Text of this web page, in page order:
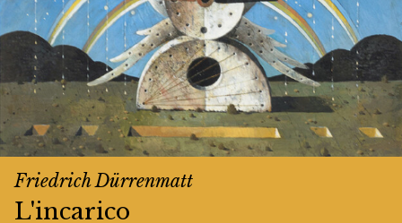
Friedrich Dürrenmatt
L'incarico